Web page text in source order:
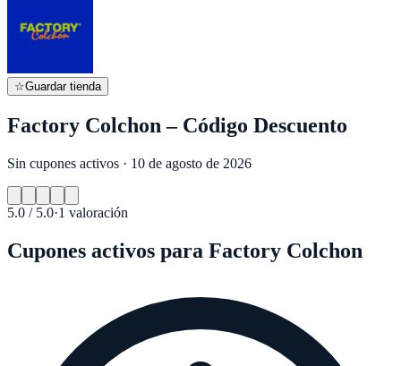
☆Guardar tienda
Factory Colchon – Código Descuento
Sin cupones activos · 10 de agosto de 2026
5.0 / 5.0·1 valoración
Cupones activos para Factory Colchon